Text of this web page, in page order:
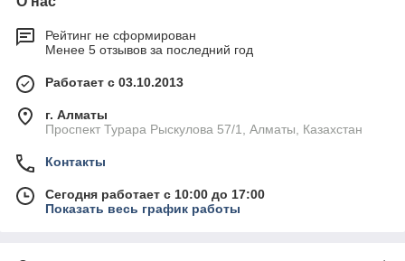
Рейтинг не сформирован
Менее 5 отзывов за последний год
Работает с 03.10.2013
г. Алматы
Проспект Турара Рыскулова 57/1, Алматы, Казахстан
Контакты
Сегодня работает с 10:00 до 17:00
Показать весь график работы